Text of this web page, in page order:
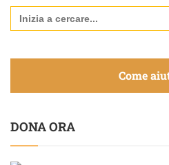
Search
for:
Come
DONA ORA